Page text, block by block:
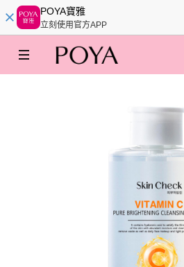
POYA寶雅
立刻使用官方APP